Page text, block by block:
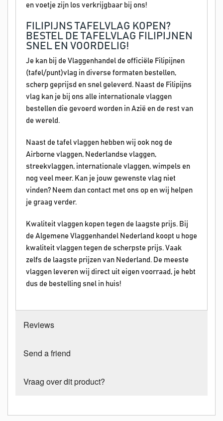
en voetje zijn los verkrijgbaar bij ons!
FILIPIJNS TAFELVLAG KOPEN?
BESTEL DE TAFELVLAG FILIPIJNEN
SNEL EN VOORDELIG!
Je kan bij de Vlaggenhandel de officiële Filipijnen
(tafel/punt)vlag in diverse formaten bestellen,
scherp geprijsd en snel geleverd. Naast de Filipijns
vlag kan je bij ons alle internationale vlaggen
bestellen die gevoerd worden in Azië en de rest van
de wereld.
Naast de tafel vlaggen hebben wij ook nog de
Airborne vlaggen, Nederlandse vlaggen,
streekvlaggen, internationale vlaggen, wimpels en
nog veel meer. Kan je jouw gewenste vlag niet
vinden? Neem dan contact met ons op en wij helpen
je graag verder.
Kwaliteit vlaggen kopen tegen de laagste prijs. Bij
de Algemene Vlaggenhandel Nederland koopt u hoge
kwaliteit vlaggen tegen de scherpste prijs. Vaak
zelfs de laagste prijzen van Nederland. De meeste
vlaggen leveren wij direct uit eigen voorraad, je hebt
dus de bestelling snel in huis!
Reviews
Send a friend
Vraag over dit product?